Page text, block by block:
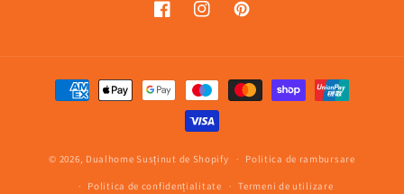
FacebookInstagramPinterest
Metode
© 2026, Dualhome Susținut de Shopify Politica de rambursare
Politica de confidențialitate Termeni de utilizare